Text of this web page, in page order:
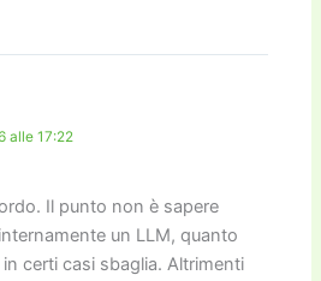
alle 17:22
Il punto non è sapere
un LLM, quanto
certi casi sbaglia. Altrimenti